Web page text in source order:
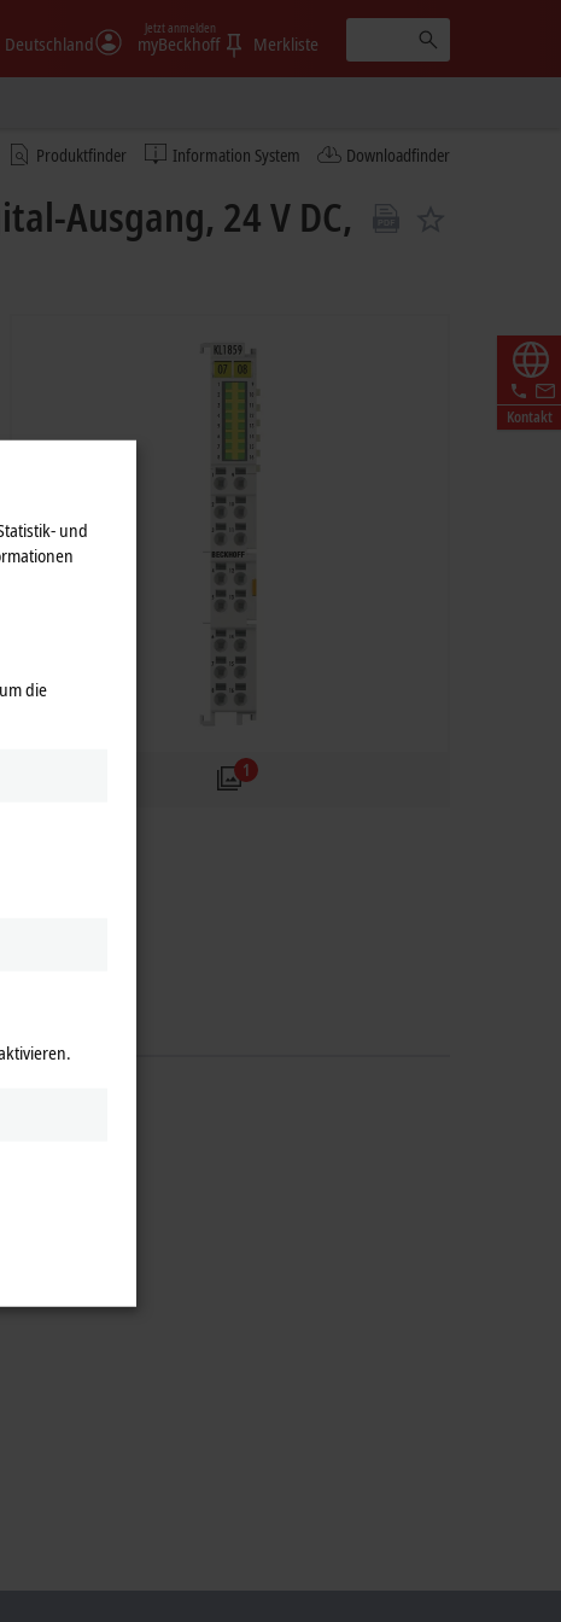
Deutschland myBeckhoff
Jetzt anmelden
Merkliste
Produktfinder Information System Downloadfinder
Kontakt
Ausgang, 24 V DC,
1
und
die